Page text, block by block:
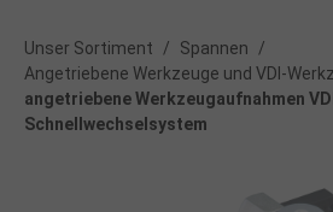
Unser Sortiment / Spannen
/
Angetriebene Werkzeuge und VDI-
angetriebene Werkzeugaufnahmen
Schnellwechselsystem